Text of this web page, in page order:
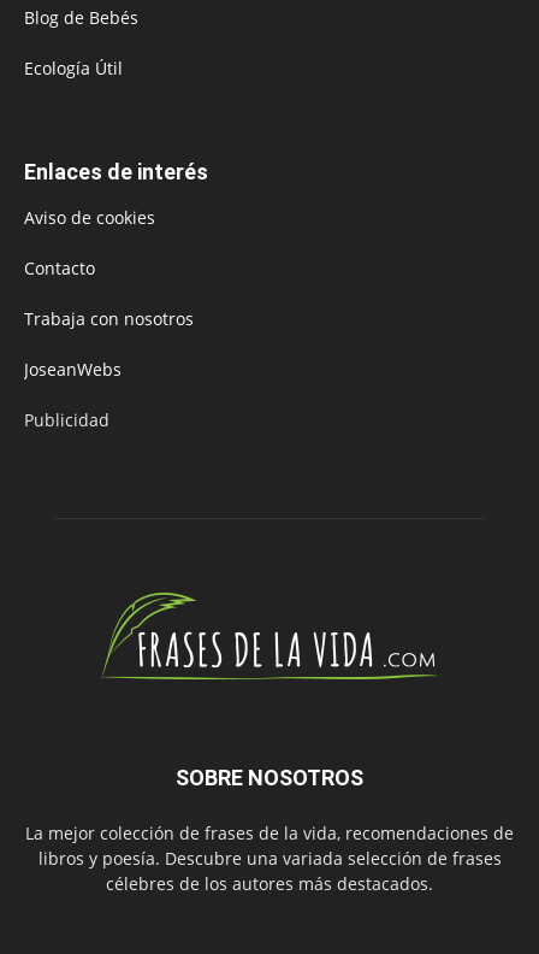
Blog de Bebés
Ecología Útil
Enlaces de interés
Aviso de cookies
Contacto
Trabaja con nosotros
JoseanWebs
Publicidad
SOBRE NOSOTROS
La mejor colección de frases de la vida, recomendaciones de
libros y poesía. Descubre una variada selección de frases
célebres de los autores más destacados.